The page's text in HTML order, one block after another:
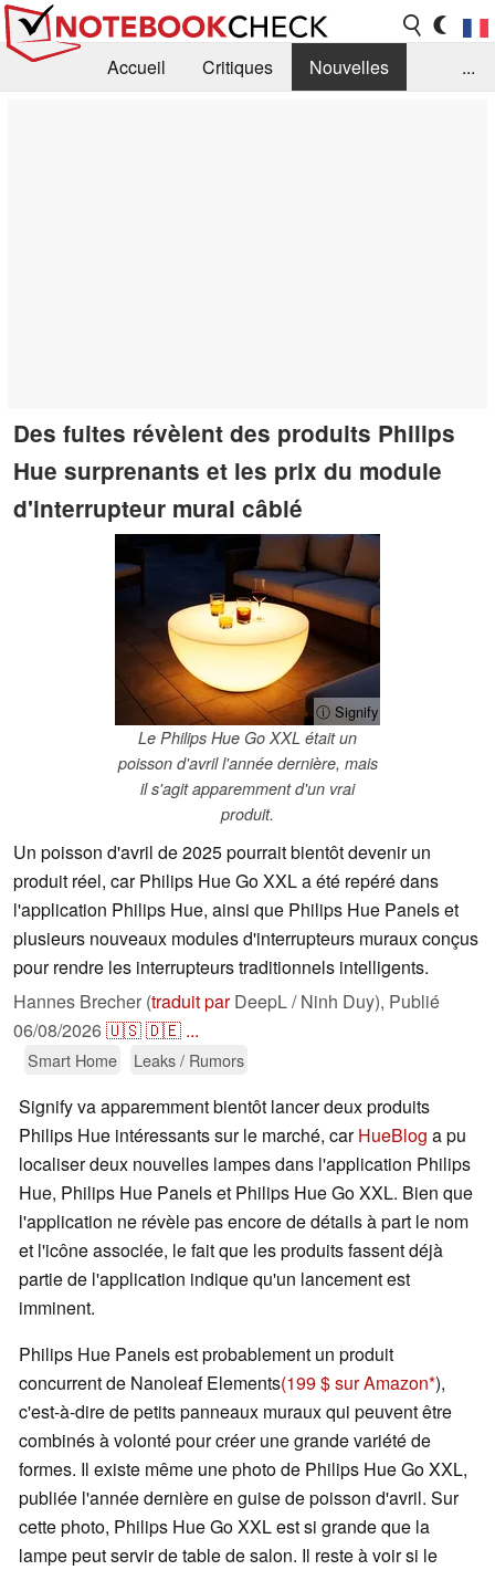
Accueil Critiques
Nouvelles
...
Des fuites révèlent des produits Philips
Hue surprenants et les prix du module
d'interrupteur mural câblé
ⓘ Signify
Le Philips Hue Go XXL était un
poisson d'avril l'année dernière, mais
il s'agit apparemment d'un vrai
produit.
Un poisson d'avril de 2025 pourrait bientôt devenir un
produit réel, car Philips Hue Go XXL a été repéré dans
l'application Philips Hue, ainsi que Philips Hue Panels et
plusieurs nouveaux modules d'interrupteurs muraux conçus
pour rendre les interrupteurs traditionnels intelligents.
Hannes Brecher (traduit parDeepL / Ninh Duy), Publié
06/08/2026🇺🇸🇩🇪 ...
Smart Home Leaks / Rumors
Signify va apparemment bientôt lancer deux produits
Philips Hue intéressants sur le marché, carHueBlog a pu
localiser deux nouvelles lampes dans l'application Philips
Hue, Philips Hue Panels et Philips Hue Go XXL. Bien que
l'application ne révèle pas encore de détails à part le nom
et l'icône associée, le fait que les produits fassent déjà
partie de l'application indique qu'un lancement est
imminent.
Philips Hue Panels est probablement un produit
concurrent de Nanoleaf Elements(199 $ sur Amazon ),
c'est-à-dire de petits panneaux muraux qui peuvent être
combinés à volonté pour créer une grande variété de
formes. Il existe même une photo de Philips Hue Go XXL,
publiée l'année dernière en guise de poisson d'avril. Sur
cette photo, Philips Hue Go XXL est si grande que la
lampe peut servir de table de salon. Il reste à voir si le